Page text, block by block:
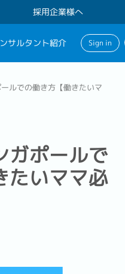
採用企業様へ
サルタント紹介 Sign in
ルでの働き方【働きたいマ
ガポールで
たいママ必